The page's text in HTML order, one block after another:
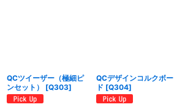
QCツイーザー（極細ピ
ンセット）
[Q303]
QCデザインコルクボー
ド [Q304]